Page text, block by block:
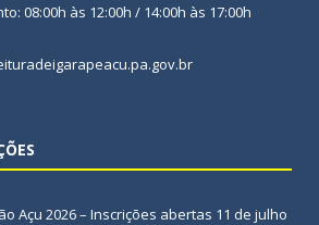
08:00h às 12:00h / 14:00h às 17:00h
Açu 2026 – Inscrições abertas 11 de julho